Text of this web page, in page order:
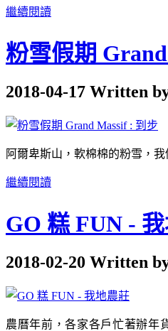
繼續閱讀
粉雪假期
2018-04-17 Written
阿爾卑斯山，軟棉棉的粉雪，我
繼續閱讀
GO 糕 FUN -
2018-02-20 Written
農曆年前，各家各戶忙著辦